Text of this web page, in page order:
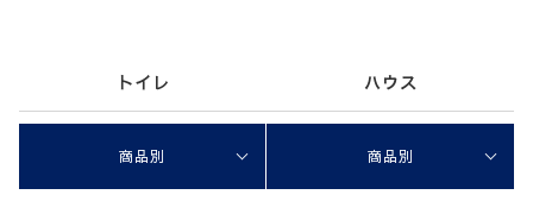
トイレ ハウス
商品別 商品別